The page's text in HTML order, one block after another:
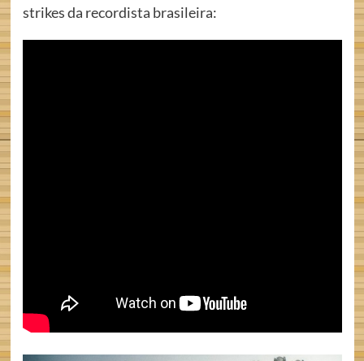
strikes da recordista brasileira: